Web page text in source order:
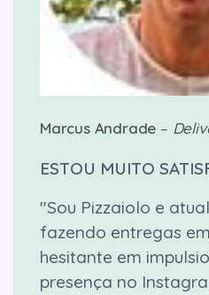
Marcus Andrade –
ESTOU MUITO
"Sou Pizzaiolo e
fazendo entregas
hesitante em
presença no